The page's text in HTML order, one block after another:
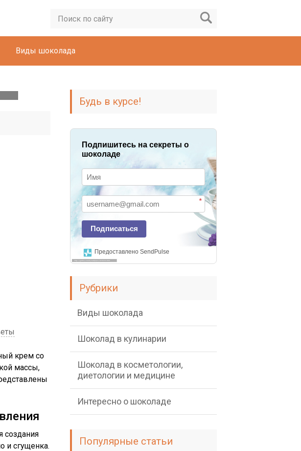
Виды шоколада
крем со
массы,
создания
и сгущенка.
Будь в курсе!
Подпишитесь на секреты о
шоколаде
*
Подписаться
Предоставлено SendPulse
Рубрики
Виды шоколада
Шоколад в кулинарии
Шоколад в косметологии,
диетологии и медицине
Интересно о шоколаде
Популярные статьи